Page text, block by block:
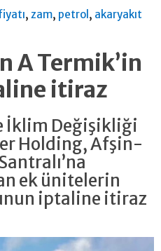
, zam, petrol , akaryakıt
A Termik’in
itiraz
İklim Değişikliği
Holding, Afşin-
ek ünitelerin
iptaline itiraz